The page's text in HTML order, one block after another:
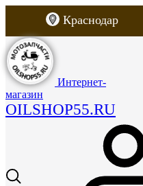
Краснодар
Интернет-
магазин
OILSHOP55.RU